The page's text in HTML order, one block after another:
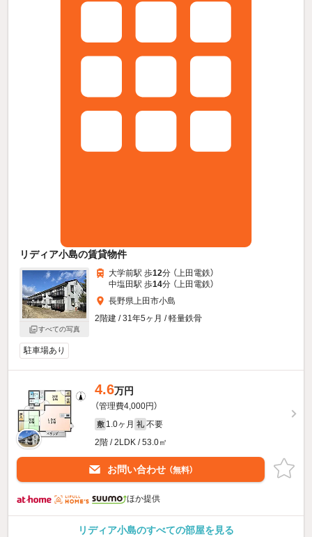
リディア小島の賃貸物件
すべての写真
大学前駅 歩12分 （上田電鉄）
中塩田駅 歩14分 （上田電鉄）
長野県上田市小島
2階建 / 31年5ヶ月 / 軽量鉄骨
駐車場あり
4.6万円
（管理費4,000円）
敷 1.0ヶ月 礼 不要
2階 / 2LDK / 53.0㎡
お問い合わせ （無料）
ほか提供
リディア小島のすべての部屋を見る